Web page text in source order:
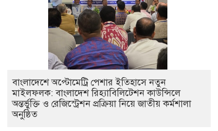
বাংলাদেশে অপ্টোমেট্রি পেশার ইতিহাসে নতুন
মাইলফলক: বাংলাদেশ রিহ্যাবিলিটেশন কাউন্সিলে
অন্তর্ভুক্তি ও রেজিস্ট্রেশন প্রক্রিয়া নিয়ে জাতীয় কর্মশালা
অনুষ্ঠিত